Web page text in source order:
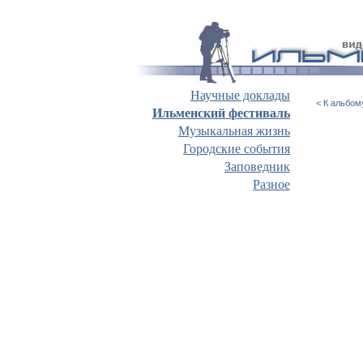
Научные доклады
Ильменский фестиваль
Музыкальная жизнь
Городские события
Заповедник
Разное
< К